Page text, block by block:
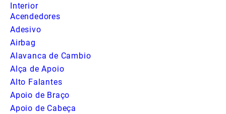
Interior
Acendedores
Adesivo
Airbag
Alavanca de Cambio
Alça de Apoio
Alto Falantes
Apoio de Braço
Apoio de Cabeça